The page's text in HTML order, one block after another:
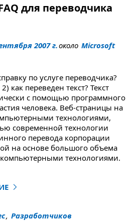
для переводчика
2007 г.около Microsoft
по услуге переводчика?
как переведен текст? Текст
с помощью программного
человека. Веб-страницы на
технологиями,
современной технологии
перевода корпорации
на основе большого объема
технологиями.
переводчика Microsoft"
, Разработчиков